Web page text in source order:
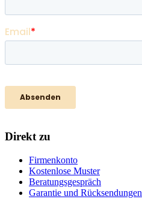
Direkt zu
Firmenkonto
Kostenlose Muster
Beratungsgespräch
Garantie und Rücksendungen